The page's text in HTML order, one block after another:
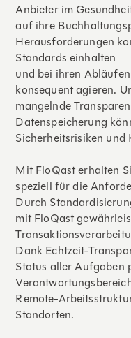
Anbieter im
auf ihre
Herausforderungen
Standards einhalten
und bei ihren
konsequent agieren.
mangelnde
Datenspeicherung
Sicherheitsrisiken
Mit FloQast erhalten
speziell für die
Durch
mit FloQast
Dank Echtzeit-
Status aller Aufgaben
Remote-
Standorten.